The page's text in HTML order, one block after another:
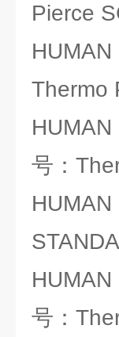
Pierce
Thermo
号：
号：